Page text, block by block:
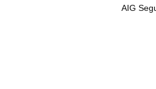
AIG